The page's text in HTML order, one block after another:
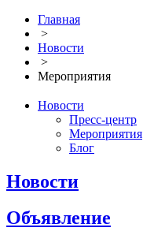
Главная
>
Новости
>
Мероприятия
Новости
Пресс-центр
Мероприятия
Блог
Новости
Объявление